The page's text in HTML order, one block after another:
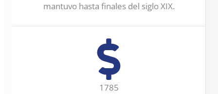
mantuvo hasta finales del siglo XIX.
1785